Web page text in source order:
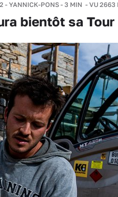
-YANNICK-PONS-3 MIN - VU 2663
bientôt sa